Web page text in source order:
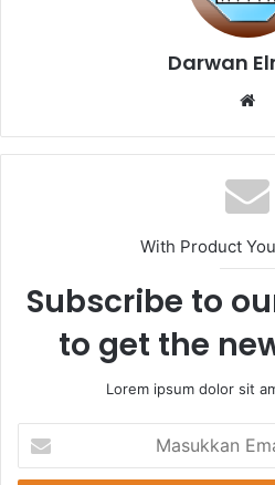
Darwan
With Product
Subscribe to
to get the
Lorem ipsum dolor sit
Email
Anda